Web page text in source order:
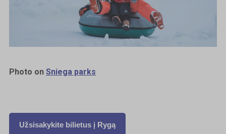
Photo on Sniega parks
Užsisakykite bilietus į Rygą